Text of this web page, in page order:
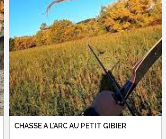
CHASSE A L'ARC AU PETIT GIBIER